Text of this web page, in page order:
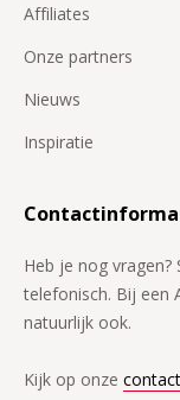
Affiliates
Onze partners
Nieuws
Inspiratie
Heb je nog
telefonisch. Bij een
natuurlijk ook.
Kijk op onze